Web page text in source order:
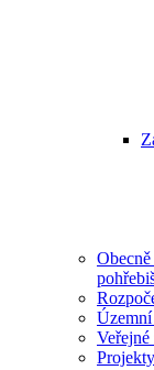
Územní
Projekty